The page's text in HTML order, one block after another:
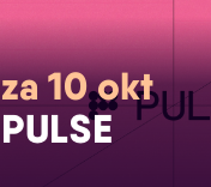
za 10 okt
PULSE